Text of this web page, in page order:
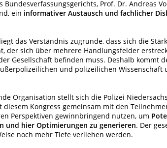
Bundesverfassungsgerichts, Prof. Dr. Andreas
ein informativer Austausch und fachlicher
das Verständnis zugrunde, dass sich die
der sich über mehrere Handlungsfelder
Gesellschaft befinden muss. Deshalb kommt
und polizeilichen
Organisation stellt sich die Polizei
diesem Kongress gemeinsam mit den
Perspektiven gewinnbringend nutzen, um
und hier Optimierungen zu generieren. Der
noch mehr Tiefe verliehen werden.